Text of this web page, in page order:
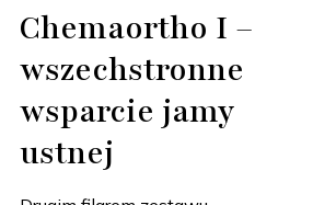
Chemaortho I –
wszechstronne
wsparcie jamy
ustnej